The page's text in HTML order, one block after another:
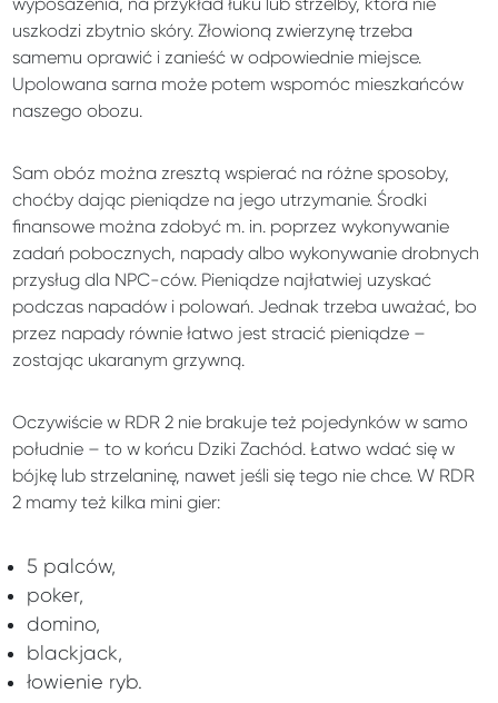
wyposażenia, na przykład łuku lub strzelby, która nie
uszkodzi zbytnio skóry. Złowioną zwierzynę trzeba
samemu oprawić i zanieść w odpowiednie miejsce.
Upolowana sarna może potem wspomóc mieszkańców
naszego obozu.
Sam obóz można zresztą wspierać na różne sposoby,
choćby dając pieniądze na jego utrzymanie. Środki
finansowe można zdobyć m. in. poprzez wykonywanie
zadań pobocznych, napady albo wykonywanie drobnych
przysług dla NPC-ców. Pieniądze najłatwiej uzyskać
podczas napadów i polowań. Jednak trzeba uważać, bo
przez napady równie łatwo jest stracić pieniądze –
zostając ukaranym grzywną.
Oczywiście w RDR 2 nie brakuje też pojedynków w samo
południe – to w końcu Dziki Zachód. Łatwo wdać się w
bójkę lub strzelaninę, nawet jeśli się tego nie chce. W RDR
2 mamy też kilka mini gier:
5 palców,
poker,
domino,
blackjack,
łowienie ryb.